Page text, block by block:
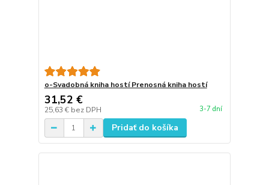
o-Svadobná kniha hostí Prenosná kniha hostí
31,52 €
25,63 € bez DPH 3-7 dní
Pridať do košíka